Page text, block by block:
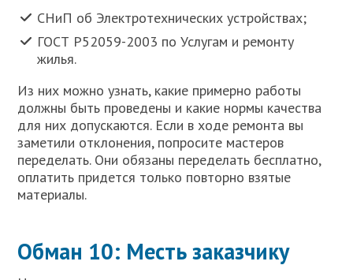
СНиП об Электротехнических устройствах;
ГОСТ Р52059-2003 по Услугам и ремонту
жилья.
Из них можно узнать, какие примерно работы
должны быть проведены и какие нормы качества
для них допускаются. Если в ходе ремонта вы
заметили отклонения, попросите мастеров
переделать. Они обязаны переделать бесплатно,
оплатить придется только повторно взятые
материалы.
Обман 10: Месть заказчику